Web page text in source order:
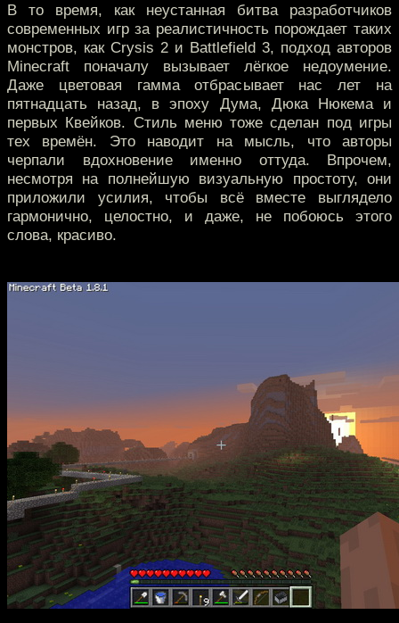
В то время, как неустанная битва разработчиков
современных игр за реалистичность порождает таких
монстров, как Crysis 2 и Battlefield 3, подход авторов
Minecraft поначалу вызывает лёгкое недоумение.
Даже цветовая гамма отбрасывает нас лет на
пятнадцать назад, в эпоху Дума, Дюка Нюкема и
первых Квейков. Стиль меню тоже сделан под игры
тех времён. Это наводит на мысль, что авторы
черпали вдохновение именно оттуда. Впрочем,
несмотря на полнейшую визуальную простоту, они
приложили усилия, чтобы всё вместе выглядело
гармонично, целостно, и даже, не побоюсь этого
слова, красиво.